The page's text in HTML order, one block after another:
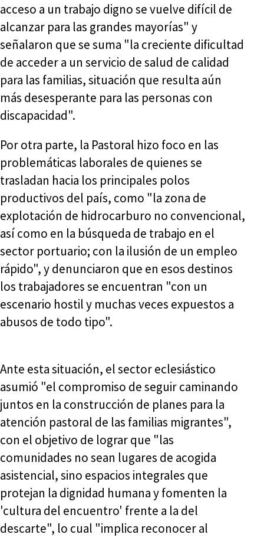
acceso a un trabajo digno se vuelve difícil de
alcanzar para las grandes mayorías" y
señalaron que se suma "la creciente dificultad
de acceder a un servicio de salud de calidad
para las familias, situación que resulta aún
más desesperante para las personas con
discapacidad".
Por otra parte, la Pastoral hizo foco en las
problemáticas laborales de quienes se
trasladan hacia los principales polos
productivos del país, como "la zona de
explotación de hidrocarburo no convencional,
así como en la búsqueda de trabajo en el
sector portuario; con la ilusión de un empleo
rápido", y denunciaron que en esos destinos
los trabajadores se encuentran "con un
escenario hostil y muchas veces expuestos a
abusos de todo tipo".
Ante esta situación, el sector eclesiástico
asumió "el compromiso de seguir caminando
juntos en la construcción de planes para la
atención pastoral de las familias migrantes",
con el objetivo de lograr que "las
comunidades no sean lugares de acogida
asistencial, sino espacios integrales que
protejan la dignidad humana y fomenten la
'cultura del encuentro' frente a la del
descarte", lo cual "implica reconocer al